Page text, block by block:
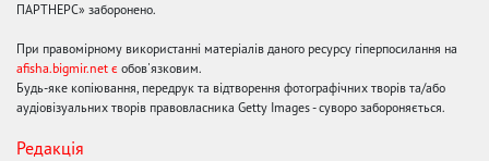
ПАРТНЕРС» заборонено.
При правомірному використанні матеріалів даного ресурсу гіперпосилання на
afisha.bigmir.net є обов'язковим.
Будь-яке копіювання, передрук та відтворення фотографічних творів та/або
аудіовізуальних творів правовласника Getty Images - суворо забороняється.
Редакція